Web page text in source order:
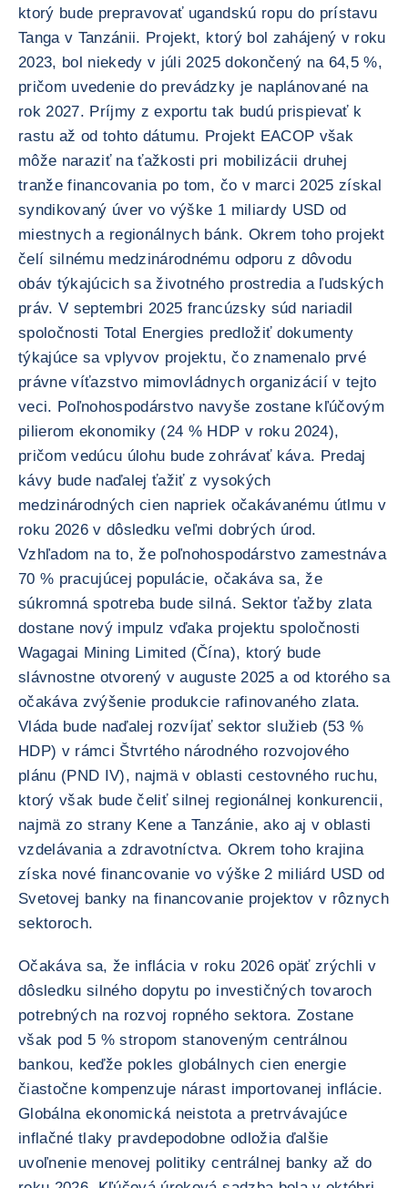
ktorý bude prepravovať ugandskú ropu do prístavu
Tanga v Tanzánii. Projekt, ktorý bol zahájený v roku
2023, bol niekedy v júli 2025 dokončený na 64,5 %,
pričom uvedenie do prevádzky je naplánované na
rok 2027. Príjmy z exportu tak budú prispievať k
rastu až od tohto dátumu. Projekt EACOP však
môže naraziť na ťažkosti pri mobilizácii druhej
tranže financovania po tom, čo v marci 2025 získal
syndikovaný úver vo výške 1 miliardy USD od
miestnych a regionálnych bánk. Okrem toho projekt
čelí silnému medzinárodnému odporu z dôvodu
obáv týkajúcich sa životného prostredia a ľudských
práv. V septembri 2025 francúzsky súd nariadil
spoločnosti Total Energies predložiť dokumenty
týkajúce sa vplyvov projektu, čo znamenalo prvé
právne víťazstvo mimovládnych organizácií v tejto
veci. Poľnohospodárstvo navyše zostane kľúčovým
pilierom ekonomiky (24 % HDP v roku 2024),
pričom vedúcu úlohu bude zohrávať káva. Predaj
kávy bude naďalej ťažiť z vysokých
medzinárodných cien napriek očakávanému útlmu v
roku 2026 v dôsledku veľmi dobrých úrod.
Vzhľadom na to, že poľnohospodárstvo zamestnáva
70 % pracujúcej populácie, očakáva sa, že
súkromná spotreba bude silná. Sektor ťažby zlata
dostane nový impulz vďaka projektu spoločnosti
Wagagai Mining Limited (Čína), ktorý bude
slávnostne otvorený v auguste 2025 a od ktorého sa
očakáva zvýšenie produkcie rafinovaného zlata.
Vláda bude naďalej rozvíjať sektor služieb (53 %
HDP) v rámci Štvrtého národného rozvojového
plánu (PND IV), najmä v oblasti cestovného ruchu,
ktorý však bude čeliť silnej regionálnej konkurencii,
najmä zo strany Kene a Tanzánie, ako aj v oblasti
vzdelávania a zdravotníctva. Okrem toho krajina
získa nové financovanie vo výške 2 miliárd USD od
Svetovej banky na financovanie projektov v rôznych
sektoroch.
Očakáva sa, že inflácia v roku 2026 opäť zrýchli v
dôsledku silného dopytu po investičných tovaroch
potrebných na rozvoj ropného sektora. Zostane
však pod 5 % stropom stanoveným centrálnou
bankou, keďže pokles globálnych cien energie
čiastočne kompenzuje nárast importovanej inflácie.
Globálna ekonomická neistota a pretrvávajúce
inflačné tlaky pravdepodobne odložia ďalšie
uvoľnenie menovej politiky centrálnej banky až do